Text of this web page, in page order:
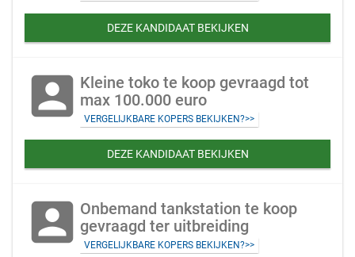
DEZE KANDIDAAT BEKIJKEN
account_box Kleine toko te koop gevraagd tot
max 100.000 euro
VERGELIJKBARE KOPERS BEKIJKEN?>>
DEZE KANDIDAAT BEKIJKEN
account_box Onbemand tankstation te koop
gevraagd ter uitbreiding
VERGELIJKBARE KOPERS BEKIJKEN?>>